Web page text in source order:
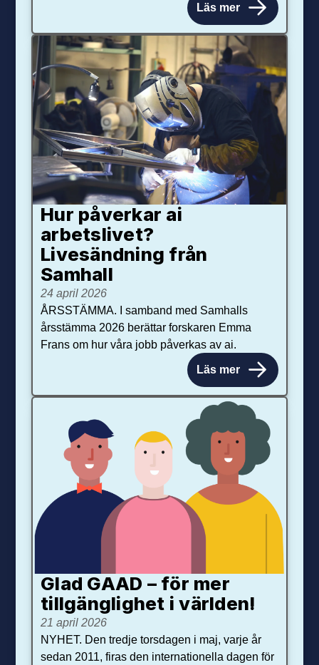
Läs mer
Hur påverkar ai
arbetslivet?
Livesändning från
Samhall
24 april 2026
ÅRSSTÄMMA. I samband med Samhalls
årsstämma 2026 berättar forskaren Emma
Frans om hur våra jobb påverkas av ai.
Läs mer
Glad GAAD – för mer
tillgänglighet i världen!
21 april 2026
NYHET. Den tredje torsdagen i maj, varje år
sedan 2011, firas den internationella dagen för